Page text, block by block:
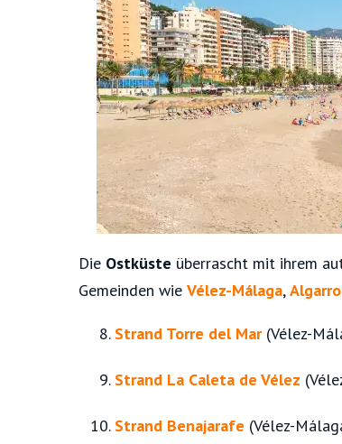
Die Ostküste überrascht mit ihrem
Gemeinden wie Vélez-Málaga,
Strand Torre del Mar(Vélez-
Strand La Caleta de Vélez
Strand Benajarafe (Vélez-